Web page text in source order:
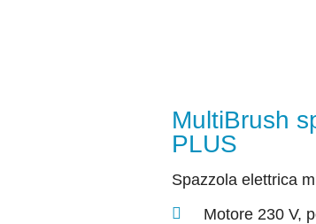
MultiBrush
PLUS
Spazzola elettrica
Motore 230 V,